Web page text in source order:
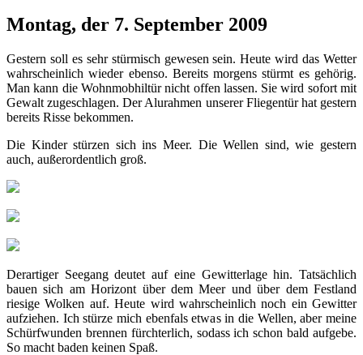
Montag, der 7. September 2009
Gestern soll es sehr stürmisch gewesen sein. Heute wird das Wetter
wahrscheinlich wieder ebenso. Bereits morgens stürmt es gehörig.
Man kann die Wohnmobhiltür nicht offen lassen. Sie wird sofort mit
Gewalt zugeschlagen. Der Alurahmen unserer Fliegentür hat gestern
bereits Risse bekommen.
Die Kinder stürzen sich ins Meer. Die Wellen sind, wie gestern
auch, außerordentlich groß.
Derartiger Seegang deutet auf eine Gewitterlage hin. Tatsächlich
bauen sich am Horizont über dem Meer und über dem Festland
riesige Wolken auf. Heute wird wahrscheinlich noch ein Gewitter
aufziehen. Ich stürze mich ebenfals etwas in die Wellen, aber meine
Schürfwunden brennen fürchterlich, sodass ich schon bald aufgebe.
So macht baden keinen Spaß.